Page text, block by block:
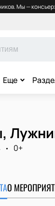
Мы —
Еще
0+
О